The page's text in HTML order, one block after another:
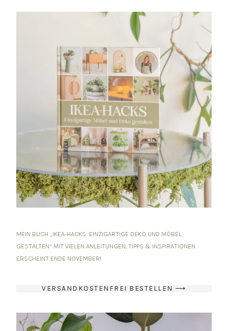
MEIN BUCH „IKEA-HACKS: EINZIGARTIGE DEKO UND MÖBEL
GESTALTEN“ MIT VIELEN ANLEITUNGEN, TIPPS & INSPIRATIONEN
ERSCHEINT ENDE NOVEMBER!
VERSANDKOSTENFREI BESTELLEN ⟶